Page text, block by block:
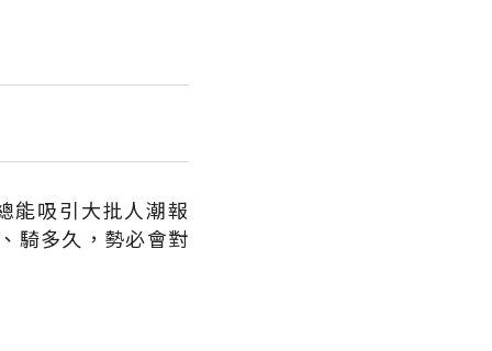
能吸引大批人潮報
騎多久，勢必會對